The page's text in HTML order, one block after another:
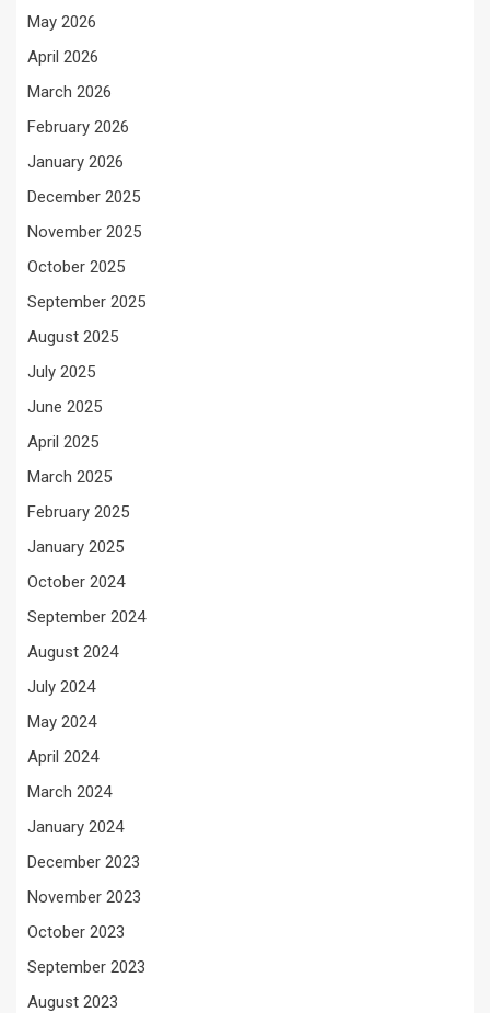
May 2026
April 2026
March 2026
February 2026
January 2026
December 2025
November 2025
October 2025
September 2025
August 2025
July 2025
June 2025
April 2025
March 2025
February 2025
January 2025
October 2024
September 2024
August 2024
July 2024
May 2024
April 2024
March 2024
January 2024
December 2023
November 2023
October 2023
September 2023
August 2023